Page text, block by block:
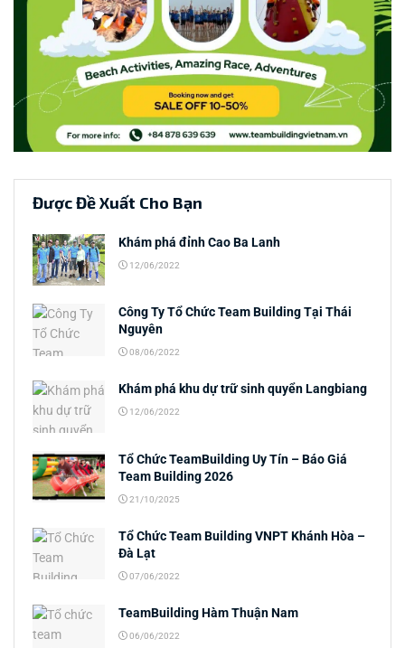
Được Đề Xuất Cho Bạn
Khám phá đỉnh Cao Ba Lanh
12/06/2022
Công Ty Tổ Chức Team Building Tại Thái
Nguyên
08/06/2022
Khám phá khu dự trữ sinh quyển Langbiang
12/06/2022
Tổ Chức TeamBuilding Uy Tín – Báo Giá
Team Building 2026
21/10/2025
Tổ Chức Team Building VNPT Khánh Hòa –
Đà Lạt
07/06/2022
TeamBuilding Hàm Thuận Nam
06/06/2022